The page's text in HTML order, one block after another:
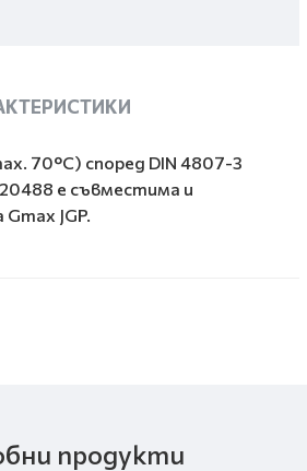
70°C) според DIN 4807-3
е съвместима и
JGP.
продукти